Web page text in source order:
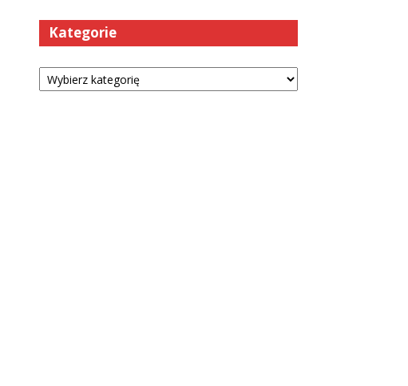
Kategorie
Kategorie